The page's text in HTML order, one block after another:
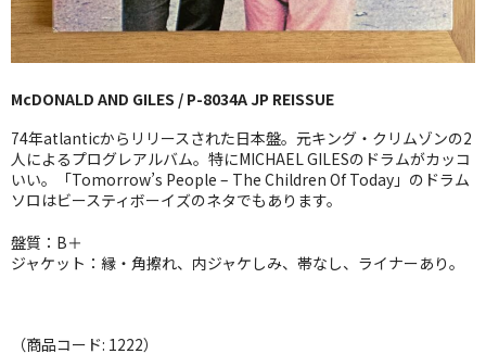
JAZZ-US
BLUE NOTE
JAZZ-EU
JAZZ-JP
JAZZ-VOCAL
J-POP
FOLK,SSW
McDONALD AND GILES / P-8034A JP REISSUE
74年atlanticからリリースされた日本盤。元キング・クリムゾンの2
人によるプログレアルバム。特にMICHAEL GILESのドラムがカッコ
いい。「Tomorrow’s People – The Children Of Today」のドラム
ソロはビースティボーイズのネタでもあります。
盤質：B＋
ジャケット：縁・角擦れ、内ジャケしみ、帯なし、ライナーあり。
（商品コード: 1222）